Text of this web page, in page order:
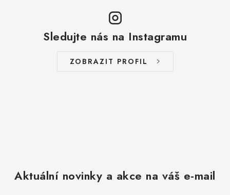
Sledujte nás na Instagramu
ZOBRAZIT PROFIL
Aktuální novinky a akce na váš e-mail